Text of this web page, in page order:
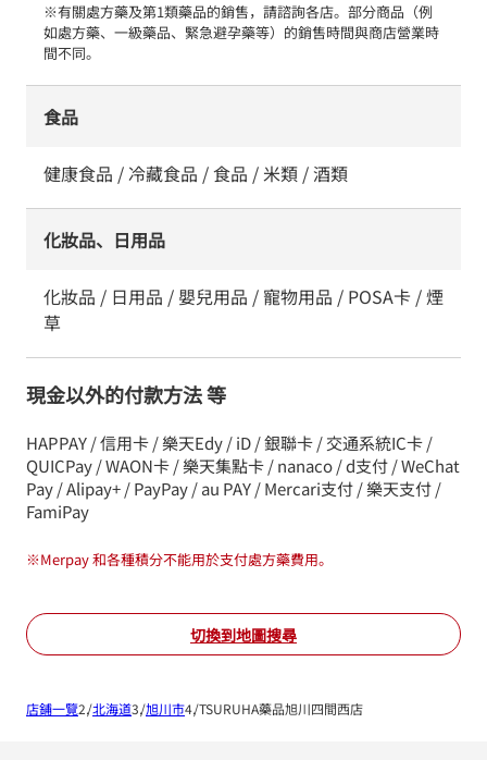
※有關處方藥及第1類藥品的銷售，請諮詢各店。部分商品（例
如處方藥、一級藥品、緊急避孕藥等）的銷售時間與商店營業時
間不同。
食品
健康食品 / 冷藏食品 / 食品 / 米類 / 酒類
化妝品、日用品
化妝品 / 日用品 / 嬰兒用品 / 寵物用品 / POSA卡 / 煙
草
現金以外的付款方法 等
HAPPAY / 信用卡 / 樂天Edy / iD / 銀聯卡 / 交通系統IC卡 /
QUICPay / WAON卡 / 樂天集點卡 / nanaco / d支付 / WeChat
Pay / Alipay+ / PayPay / au PAY / Mercari支付 / 樂天支付 /
FamiPay
※Merpay 和各種積分不能用於支付處方藥費用。
切換到地圖搜尋
店鋪一覽 北海道 旭川市 TSURUHA藥品旭川四間西店